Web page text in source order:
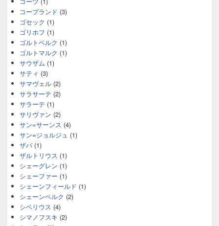
コープランド (3)
ゴセック (1)
ゴリホフ (1)
ゴルトベルク (1)
ゴルトマルク (1)
サウザム (1)
サティ (3)
サマヴェル (2)
サラサーテ (2)
サラーテ (1)
サリヴァン (2)
サン=サーンス (4)
サン=ジョルジュ (1)
ザバ(1)
ザルトリウス (1)
シェーグレン (1)
シェーファー (1)
シェーンフィールド (1)
シェーンベルク (2)
シベリウス (4)
シマノフスキ (2)